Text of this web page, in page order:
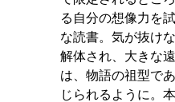
る自分の想像力を
な読書。気が抜け
解体され、大きな
は、物語の祖型で
じられるように。